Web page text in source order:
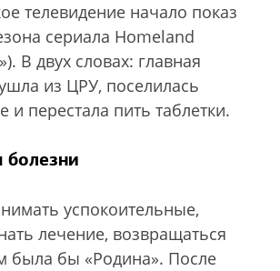
телевидение начало показ
сериала Homeland
В двух словах: главная
из ЦРУ, поселилась
и перестала пить таблетки.
болезни
успокоительные,
лечение, возвращаться
была бы «Родина». После